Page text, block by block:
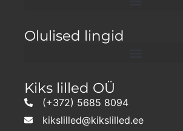
Olulised lingid
Kiks lilled OÜ
(+372) 5685 8094
kikslilled@kikslilled.ee